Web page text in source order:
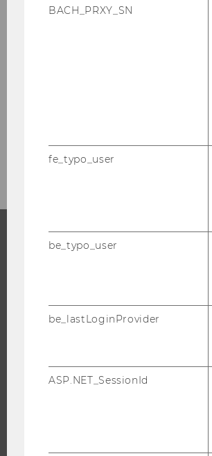
Mai 2017
September 2017
BACHELOR
EXECUTIVE EDUCATION
BEWERBUNG UND ZULASSUNG
INTERNATIONALE UND INCOMING
ANGEBOTE FÜR SCHULEN UND
BACH_PRXY_SN
fe_typo_user
be_typo_user
be_lastLoginProvider
ASP.NET_SessionId